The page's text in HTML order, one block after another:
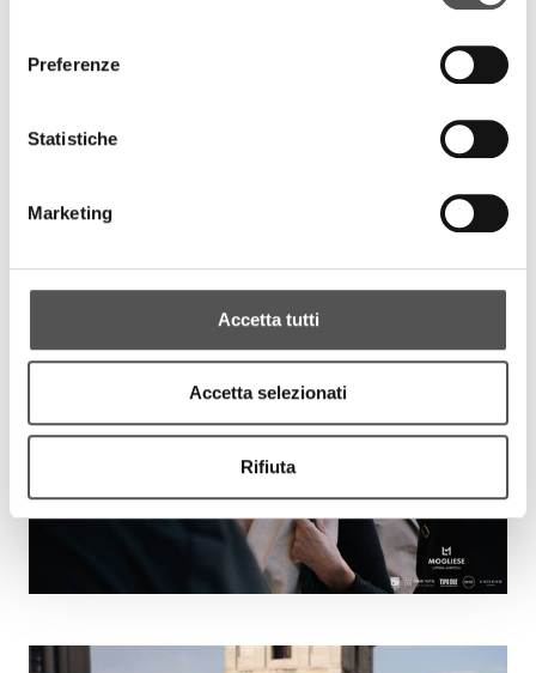
Preferenze
Statistiche
Marketing
Accetta tutti
Accetta selezionati
Rifiuta